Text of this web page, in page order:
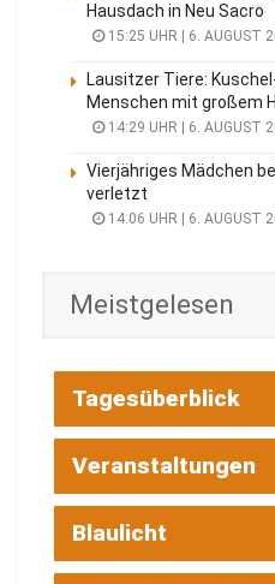
Hausdach in Neu Sacro
15:25 UHR | 6. AUGUST
Lausitzer Tiere:
Menschen mit großem
14:29 UHR | 6. AUGUST
Vierjähriges Mädchen
verletzt
14:06 UHR | 6. AUGUST
Meistgelesen
Tagesüberblick
Veranstaltungen
Blaulicht